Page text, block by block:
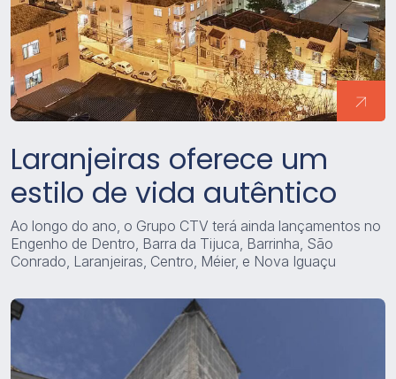
Laranjeiras oferece um
estilo de vida autêntico
Ao longo do ano, o Grupo CTV terá ainda lançamentos no
Engenho de Dentro, Barra da Tijuca, Barrinha, São
Conrado, Laranjeiras, Centro, Méier, e Nova Iguaçu